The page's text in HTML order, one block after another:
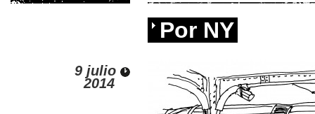
Por NY
9 julio
2014